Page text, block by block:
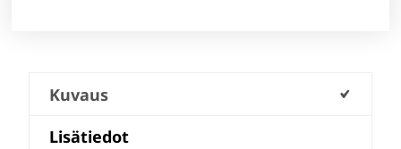
Kuvaus
Lisätiedot